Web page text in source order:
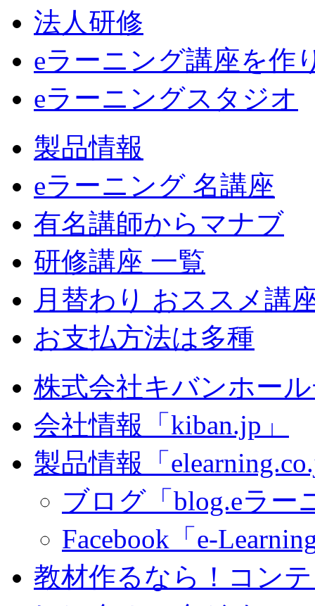
法人研修
eラーニング講座を作
eラーニングスタジオ
製品情報
eラーニング 名講座
有名講師からマナブ
研修講座 一覧
月替わり おススメ講
お支払方法は多種
株式会社キバンホー
会社情報「kiban.jp」
製品情報「
ブログ「blog.eラー
Facebook「e-
教材作るなら！コン